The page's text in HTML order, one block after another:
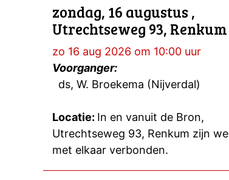
zondag, 16 augustus ,
Utrechtseweg 93, Renkum
zo 16 aug 2026 om 10:00 uur
Voorganger:
ds, W. Broekema (Nijverdal)
Locatie: In en vanuit de Bron,
Utrechtseweg 93, Renkum zijn we
met elkaar verbonden.